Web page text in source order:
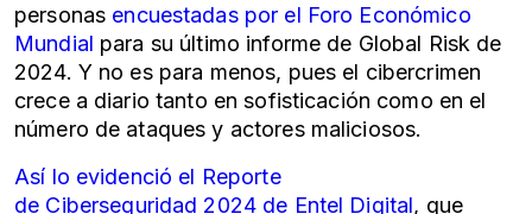
personas encuestadas por el Foro Económico
Mundial para su último informe de Global Risk de
2024. Y no es para menos, pues el cibercrimen
crece a diario tanto en sofisticación como en el
número de ataques y actores maliciosos.
Así lo evidenció el Reporte
de Ciberseguridad 2024 de Entel Digital, que